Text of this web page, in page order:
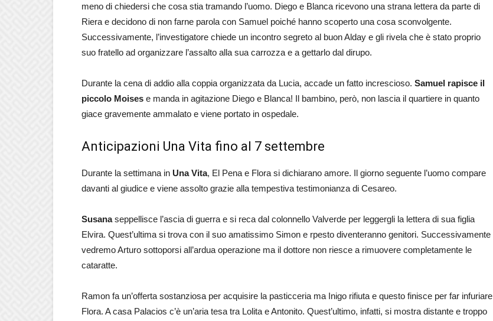
meno di chiedersi che cosa stia tramando l’uomo. Diego e Blanca ricevono una strana lettera da parte di
Riera e decidono di non farne parola con Samuel poiché hanno scoperto una cosa sconvolgente.
Successivamente, l’investigatore chiede un incontro segreto al buon Alday e gli rivela che è stato proprio
suo fratello ad organizzare l’assalto alla sua carrozza e a gettarlo dal dirupo.
Durante la cena di addio alla coppia organizzata da Lucia, accade un fatto increscioso. Samuel rapisce il
piccolo Moises e manda in agitazione Diego e Blanca! Il bambino, però, non lascia il quartiere in quanto
giace gravemente ammalato e viene portato in ospedale.
Anticipazioni Una Vita fino al 7 settembre
Durante la settimana in Una Vita, El Pena e Flora si dichiarano amore. Il giorno seguente l’uomo compare
davanti al giudice e viene assolto grazie alla tempestiva testimonianza di Cesareo.
Susanaseppellisce l’ascia di guerra e si reca dal colonnello Valverde per leggergli la lettera di sua figlia
Elvira. Quest’ultima si trova con il suo amatissimo Simon e rpesto diventeranno genitori. Successivamente
vedremo Arturo sottoporsi all’ardua operazione ma il dottore non riesce a rimuovere completamente le
cataratte.
Ramon fa un’offerta sostanziosa per acquisire la pasticceria ma Inigo rifiuta e questo finisce per far infuriare
Flora. A casa Palacios c’è un’aria tesa tra Lolita e Antonito. Quest’ultimo, infatti, si mostra distante e troppo